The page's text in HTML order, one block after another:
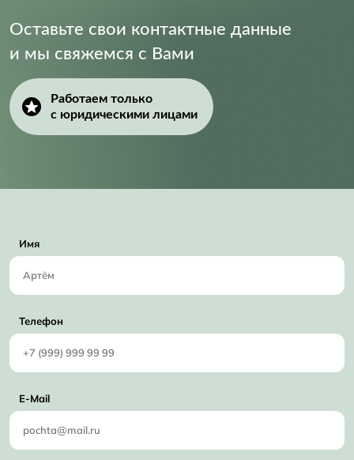
Оставьте свои контактные данные
и мы свяжемся с Вами
Работаем только
с юридическими лицами
Имя
Телефон
E-Mail